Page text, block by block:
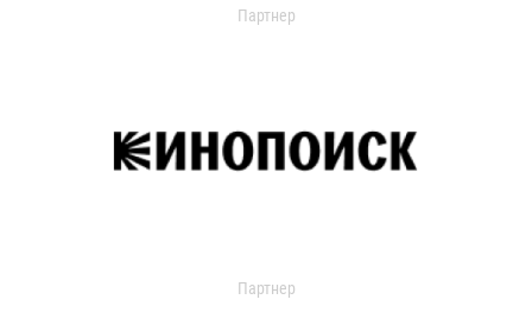
Партнер
Партнер